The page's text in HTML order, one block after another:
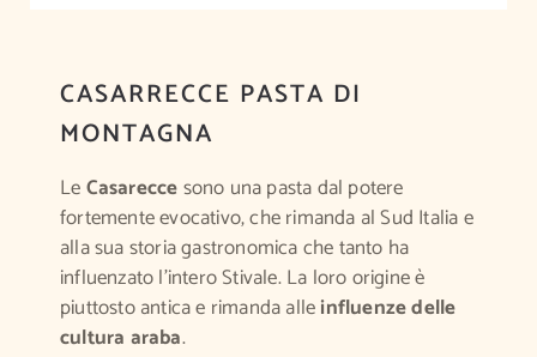
CASARRECCE PASTA DI
MONTAGNA
LeCasareccesono una pasta dal potere
fortemente evocativo, che rimanda al Sud Italia e
alla sua storia gastronomica che tanto ha
influenzato l’intero Stivale. La loro origine è
piuttosto antica e rimanda alleinfluenze delle
cultura araba.